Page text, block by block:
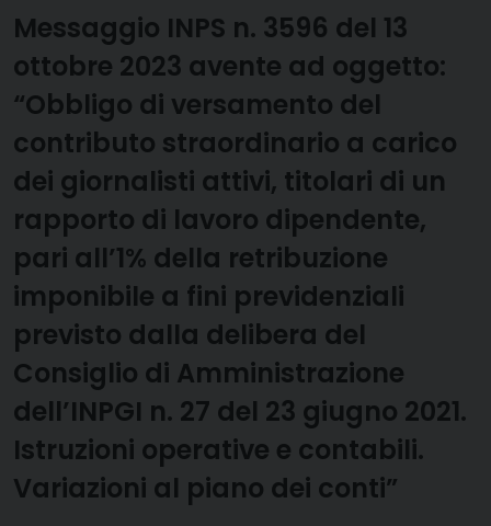
Messaggio INPS n. 3596 del 13
ottobre 2023 avente ad oggetto:
“Obbligo di versamento del
contributo straordinario a carico
dei giornalisti attivi, titolari di un
rapporto di lavoro dipendente,
pari all’1% della retribuzione
imponibile a fini previdenziali
previsto dalla delibera del
Consiglio di Amministrazione
dell’INPGI n. 27 del 23 giugno 2021.
Istruzioni operative e contabili.
Variazioni al piano dei conti”